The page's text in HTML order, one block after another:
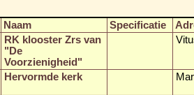
Naam Specificatie
RK klooster Zrs van
"De
Voorzienigheid"
Hervormde kerk